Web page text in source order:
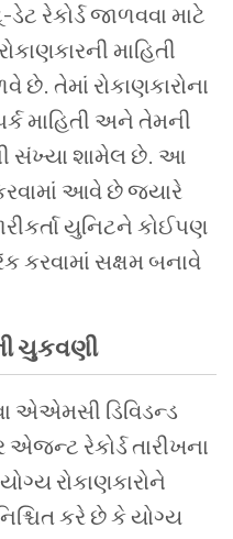
રેકોર્ડ જાળવવા માટે
માહિતી
છે. તેમાં રોકાણકારોના
માહિતી અને તેમની
સંખ્યા શામેલ છે. આ
આવે છે જ્યારે
યુનિટને કોઈપણ
કરવામાં સક્ષમ બનાવે
ચુકવણી
એએમસી ડિવિડન્ડ
રેકોર્ડ તારીખના
રોકાણકારોને
કરે છે કે યોગ્ય